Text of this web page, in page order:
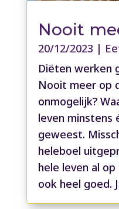
Nooit
20/12/2023 |
Diëten werken
Nooit meer op
onmogelijk?
leven minstens
geweest.
heleboel
hele leven al
ook heel goed.